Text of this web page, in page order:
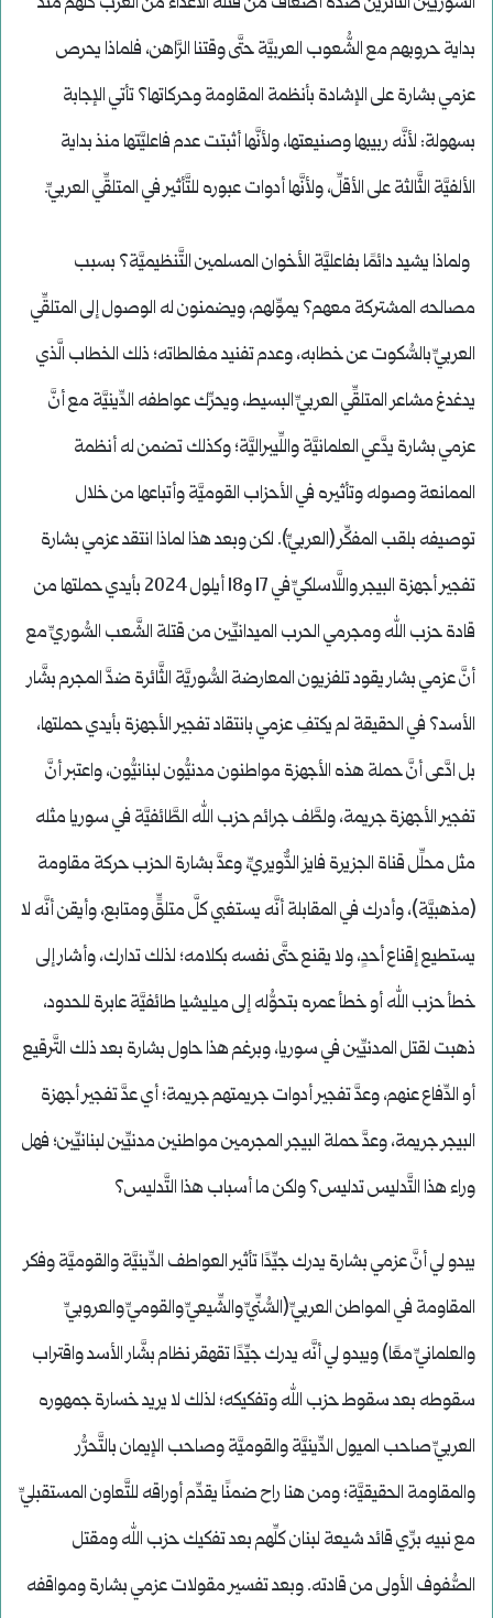
بداية حروبهم مع الشُّعوب العربيَّة حتَّى وقتنا الرَّاهن، فلماذا يحرص
عزمي بشارة على الإشادة بأنظمة المقاومة وحركاتها؟ تأتي الإجابة
بسهولة: لأنَّه ربيبها وصنيعتها، ولأنَّها أثبتت عدم فاعليَّتها منذ بداية
الألفيَّة الثَّالثة على الأقلِّ، ولأنَّها أدوات عبوره للتَّأثير في المتلقِّي العربيِّ.
ولماذا يشيد دائمًا بفاعليَّة الأخوان المسلمين التَّنظيميَّة؟ بسبب
مصالحه المشتركة معهم؟ يموِّلهم، ويضمنون له الوصول إلى المتلقِّي
العربيِّ بالسُّكوت عن خطابه، وعدم تفنيد مغالطاته؛ ذلك الخطاب الَّذي
يدغدغ مشاعر المتلقِّي العربيِّ البسيط، ويحرِّك عواطفه الدِّينيَّة مع أنَّ
عزمي بشارة يدَّعي العلمانيَّة واللِّيبراليَّة؛ وكذلك تضمن له أنظمة
الممانعة وصوله وتأثيره في الأحزاب القوميَّة وأتباعها من خلال
توصيفه بلقب المفكِّر (العربيِّ). لكن وبعد هذا لماذا انتقد عزمي بشارة
تفجير أجهزة البيجر واللَّاسلكيِّ في 17 و18 أيلول 2024 بأيدي حملتها من
قادة حزب الله ومجرمي الحرب الميدانيِّين من قتلة الشَّعب السُّوريِّ مع
أنَّ عزمي بشار يقود تلفزيون المعارضة السُّوريَّة الثَّائرة ضدَّ المجرم بشَّار
الأسد؟ في الحقيقة لم يكتفِ عزمي بانتقاد تفجير الأجهزة بأيدي حملتها،
بل ادَّعى أنَّ حملة هذه الأجهزة مواطنون مدنيُّون لبنانيُّون، واعتبر أنَّ
تفجير الأجهزة جريمة، ولطَّف جرائم حزب الله الطَّائفيَّة في سوريا مثله
مثل محلِّل قناة الجزيرة فايز الدٌّويريِّ، وعدَّ بشارة الحزب حركة مقاومة
(مذهبيَّة)، وأدرك في المقابلة أنَّه يستغبي كلَّ متلقٍّ ومتابع، وأيقن أنَّه لا
يستطيع إقناع أحدٍ، ولا يقنع حتَّى نفسه بكلامه؛ لذلك تدارك، وأشار إلى
خطأ حزب الله أو خطأ عمره بتحوُّله إلى ميليشيا طائفيَّة عابرة للحدود،
ذهبت لقتل المدنيِّين في سوريا، وبرغم هذا حاول بشارة بعد ذلك التَّرقيع
أو الدِّفاع عنهم، وعدَّ تفجير أدوات جريمتهم جريمة؛ أي عدَّ تفجير أجهزة
البيجر جريمة، وعدَّ حملة البيجر المجرمين مواطنين مدنيِّين لبنانيِّين؛ فهل
وراء هذا التَّدليس تدليس؟ ولكن ما أسباب هذا التَّدليس؟
يبدو لي أنَّ عزمي بشارة يدرك جيِّدًا تأثير العواطف الدِّينيَّة والقوميَّة وفكر
المقاومة في المواطن العربيِّ (السُّنِّيِّ والشِّيعيِّ والقوميِّ والعروبيِّ
والعلمانيِّ معًا) ويبدو لي أنَّه يدرك جيِّدًا تقهقر نظام بشَّار الأسد واقتراب
سقوطه بعد سقوط حزب الله وتفكيكه؛ لذلك لا يريد خسارة جمهوره
العربيِّ صاحب الميول الدِّينيَّة والقوميَّة وصاحب الإيمان بالتَّحرُّر
والمقاومة الحقيقيَّة؛ ومن هنا راح ضمنًا يقدِّم أوراقه للتَّعاون المستقبليِّ
مع نبيه برِّي قائد شيعة لبنان كلِّهم بعد تفكيك حزب الله ومقتل
الصُّفوف الأولى من قادته. وبعد تفسير مقولات عزمي بشارة ومواقفه